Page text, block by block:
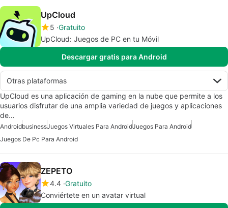
UpCloud
5 Gratuito
UpCloud: Juegos de PC en tu Móvil
Descargar gratis para Android
Otras plataformas
UpCloud es una aplicación de gaming en la nube que permite a los
usuarios disfrutar de una amplia variedad de juegos y aplicaciones
de…
AndroidbusinessJuegos Virtuales Para AndroidJuegos Para Android
Juegos De Pc Para Android
ZEPETO
4.4 Gratuito
Conviértete en un avatar virtual